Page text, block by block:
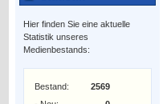
Hier finden Sie eine aktuelle
Statistik unseres
Medienbestands:
Bestand:
2569